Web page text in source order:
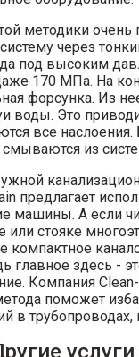
методики очень
через
под высоким
170 МПа. На
форсунка. Из
воды. Это
все наслоения.
из
предлагает
машины. А если
или стояке
компактное
главное здесь -
Компания Clean-
поможет
в трубопроводах,
услуги